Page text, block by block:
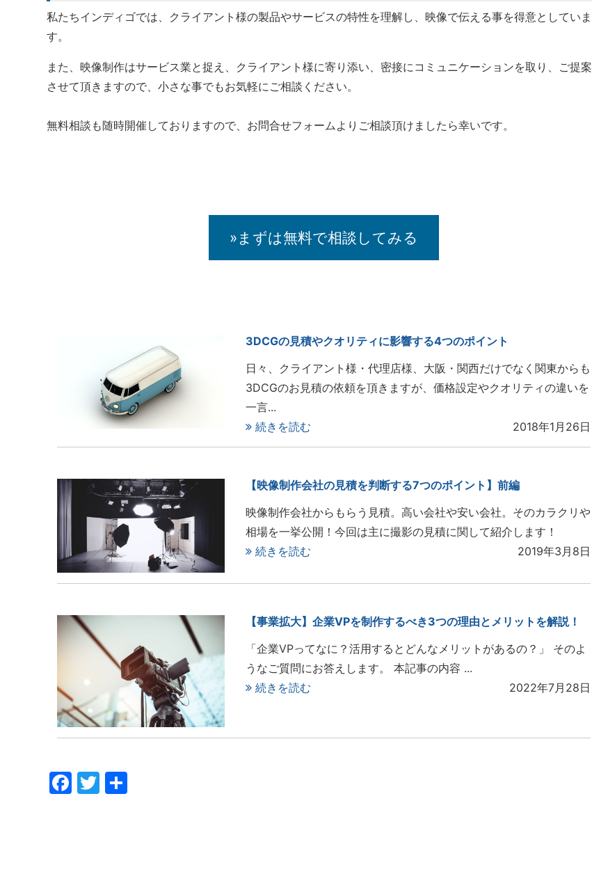
私たちインディゴでは、クライアント様の製品やサービスの特性を理解し、映像で伝える事を得意としていま
す。
また、映像制作はサービス業と捉え、クライアント様に寄り添い、密接にコミュニケーションを取り、ご提案
させて頂きますので、小さな事でもお気軽にご相談ください。
無料相談も随時開催しておりますので、お問合せフォームよりご相談頂けましたら幸いです。
»まずは無料で相談してみる
3DCGの見積やクオリティに影響する4つのポイント
日々、クライアント様・代理店様、大阪・関西だけでなく関東からも
3DCGのお見積の依頼を頂きますが、価格設定やクオリティの違いを
一言...
続きを読む
2018年1月26日
【映像制作会社の見積を判断する7つのポイント】前編
映像制作会社からもらう見積。高い会社や安い会社。そのカラクリや
相場を一挙公開！今回は主に撮影の見積に関して紹介します！
続きを読む
2019年3月8日
【事業拡大】企業VPを制作するべき3つの理由とメリットを解説！
「企業VPってなに？活用するとどんなメリットがあるの？」 そのよ
うなご質問にお答えします。 本記事の内容 ...
続きを読む
2022年7月28日
Facebook
Twitter